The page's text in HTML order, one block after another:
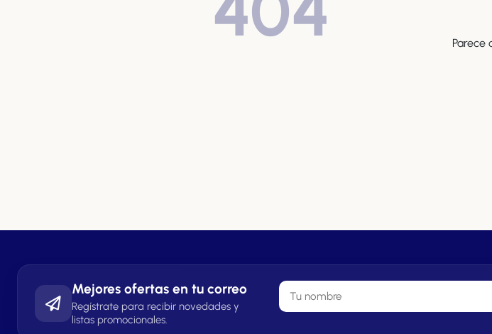
Parece
Mejores ofertas en tu correo
Regístrate para recibir novedades y
listas promocionales.